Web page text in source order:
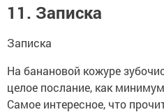
11. Записка
Записка
На банановой кожуре
целое послание, как
Самое интересное, что